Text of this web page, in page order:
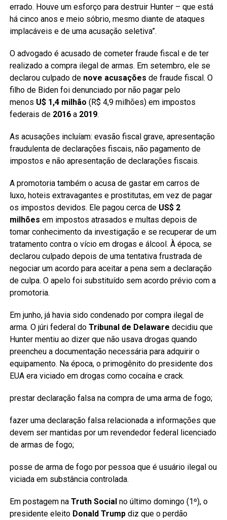
errado. Houve um esforço para destruir Hunter – que está
há cinco anos e meio sóbrio, mesmo diante de ataques
implacáveis e de uma acusação seletiva”.
O advogado é acusado de cometer fraude fiscal e de ter
realizado a compra ilegal de armas. Em setembro, ele se
declarou culpado de nove acusações de fraude fiscal. O
filho de Biden foi denunciado por não pagar pelo
menos U$ 1,4 milhão (R$ 4,9 milhões) em impostos
federais de 2016 a 2019.
As acusações incluíam: evasão fiscal grave, apresentação
fraudulenta de declarações fiscais, não pagamento de
impostos e não apresentação de declarações fiscais.
A promotoria também o acusa de gastar em carros de
luxo, hoteis extravagantes e prostitutas, em vez de pagar
os impostos devidos. Ele pagou cerca de US$ 2
milhões em impostos atrasados e multas depois de
tomar conhecimento da investigação e se recuperar de um
tratamento contra o vício em drogas e álcool. À época, se
declarou culpado depois de uma tentativa frustrada de
negociar um acordo para aceitar a pena sem a declaração
de culpa. O apelo foi substituído sem acordo prévio com a
promotoria.
Em junho, já havia sido condenado por compra ilegal de
arma. O júri federal do Tribunal de Delaware decidiu que
Hunter mentiu ao dizer que não usava drogas quando
preencheu a documentação necessária para adquirir o
equipamento. Na época, o primogênito do presidente dos
EUA era viciado em drogas como cocaína e crack.
prestar declaração falsa na compra de uma arma de fogo;
fazer uma declaração falsa relacionada a informações que
devem ser mantidas por um revendedor federal licenciado
de armas de fogo;
posse de arma de fogo por pessoa que é usuário ilegal ou
viciada em substância controlada.
Em postagem na Truth Socialno último domingo (1º), o
presidente eleito Donald Trump diz que o perdão